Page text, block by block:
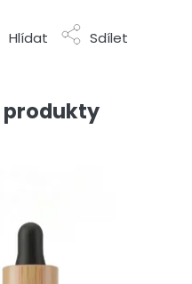
Hlídat Sdílet
produkty